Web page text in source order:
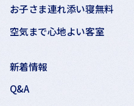
お子さま連れ添い寝無料
空気まで心地よい客室
新着情報
Q&A